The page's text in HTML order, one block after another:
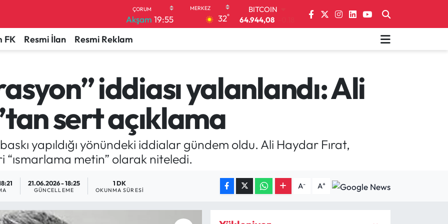
Akşam 19:55 32°
DOLAR
47,7436
EURO
6660.55 0.03
BİST100
FK Resmi İlan Resmi Reklam
iddiası yalanlandı: Ali
sert açıklama
yapıldığı yönündeki iddialar gündem oldu. Ali Haydar Fırat,
metin” olarak niteledi.
21.06.2026 - 18:25
GÜNCELLEME
1 DK
OKUNMA SÜRESI A- A+